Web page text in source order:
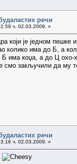
речи
ч. 02.03.2009. »
који је једном пешке
колико има до Б, а
Б има коџа, а до Ц охо-
смо закључили да му
речи
ч. 02.03.2009. »